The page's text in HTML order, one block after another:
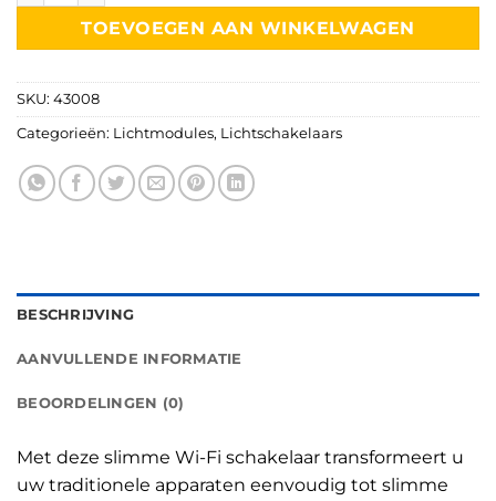
TOEVOEGEN AAN WINKELWAGEN
SKU: 43008
Categorieën: Lichtmodules, Lichtschakelaars
BESCHRIJVING
AANVULLENDE INFORMATIE
BEOORDELINGEN (0)
Met deze slimme Wi-Fi schakelaar transformeert u
uw traditionele apparaten eenvoudig tot slimme